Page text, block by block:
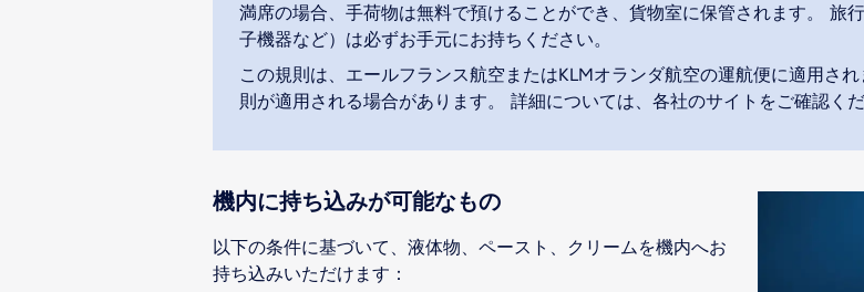
満席の場合、手荷物は無料で預けることができ、貨物室に保管されます。 旅
子機器など）は必ずお手元にお持ちください。
この規則は、エールフランス航空またはKLMオランダ航空の運航便に適用さ
則が適用される場合があります。 詳細については、各社のサイトをご確認くだ
機内に持ち込みが可能なもの
以下の条件に基づいて、液体物、ペースト、クリームを機内へお